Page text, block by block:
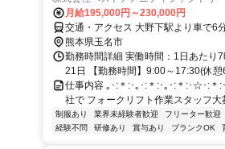
月給195,000円～230,000円
交通・アクセス 大野下駅より車で6
熊本県玉名市
勤務時間詳細 実働時間：1日あたり
21日 【勤務時間】9:00～17:30(休憩
仕事内容 ｡･:＊:･｡･:＊:･｡･:＊:･☆･:＊
社で フォークリフト作業スタッフ大
制服あり 業界未経験者歓迎 フリーター歓迎
経験不問
研修あり 賞与あり ブランクOK